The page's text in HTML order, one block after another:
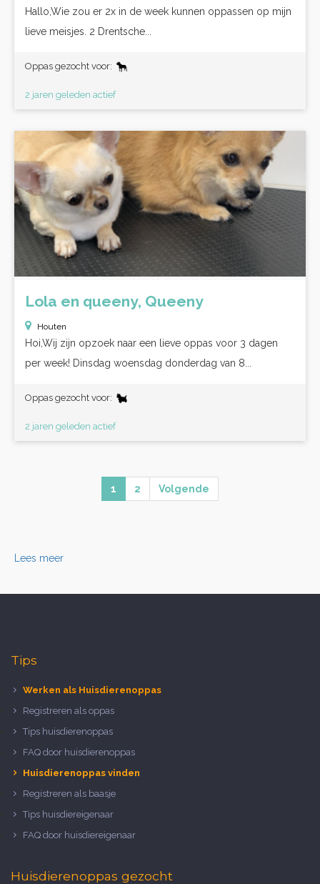
Hallo,Wie zou er 2x in de week kunnen oppassen op mijn
lieve meisjes. 2 Drentsche...
Oppas gezocht voor:
2 jaren geleden actief
Lola en queeny, Queeny
Houten
Hoi,Wij zijn opzoek naar een lieve oppas voor 3 dagen
per week! Dinsdag woensdag donderdag van 8...
Oppas gezocht voor:
2 jaren geleden actief
1 2 Volgende
Lees meer
Tips
Werken als Huisdierenoppas
Registreren als oppas
Tips huisdierenoppas
FAQ door huisdierenoppas
Huisdierenoppas vinden
Registreren als baasje
Tips huisdiereigenaar
FAQ door huisdiereigenaar
Huisdierenoppas gezocht